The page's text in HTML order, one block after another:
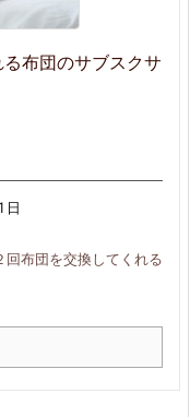
布団のサブスクサ
布団を交換してくれる